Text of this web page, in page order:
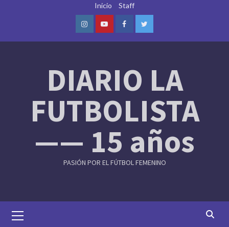
Inicio Staff
InstagramYoutubeFacebookTwitter
DIARIO LA
FUTBOLISTA
—— 15 años
PASIÓN POR EL FÚTBOL FEMENINO
Menu